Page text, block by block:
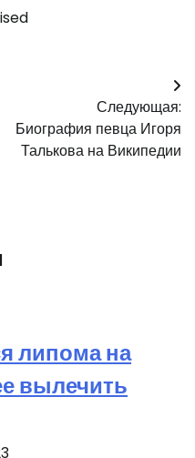
Следующая:
Биография певца Игоря
Талькова на Википедии
липома на
вылечить